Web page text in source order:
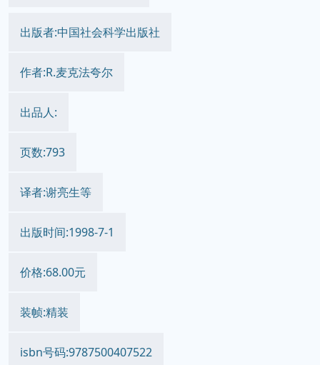
出版者:中国社会科学出版社
作者:R.麦克法夸尔
出品人:
页数:793
译者:谢亮生等
出版时间:1998-7-1
价格:68.00元
装帧:精装
isbn号码:9787500407522